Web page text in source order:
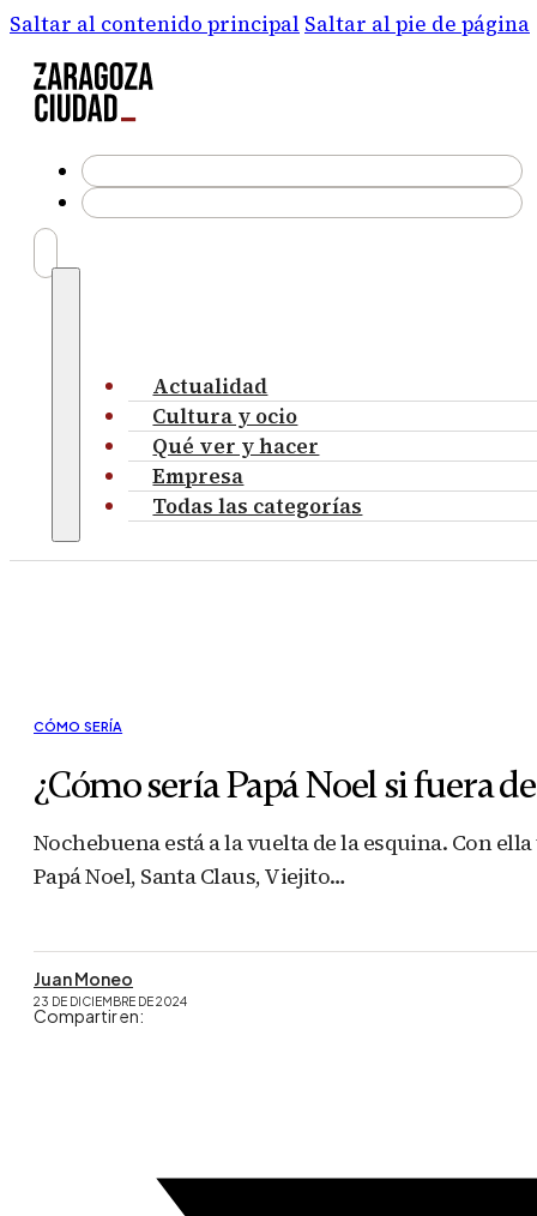
Saltar al contenido principal Saltar al pie de página
Actualidad
Cultura y ocio
Qué ver y hacer
Empresa
Todas las categorías
CÓMO SERÍA
¿Cómo sería Papá Noel si fuera
Nochebuena está a la vuelta de la esquina. Con
Papá Noel, Santa Claus, Viejito…
Juan Moneo
23 DE DICIEMBRE DE 2024
Compartir en: